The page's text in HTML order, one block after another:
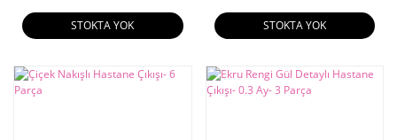
STOKTA YOK STOKTA YOK